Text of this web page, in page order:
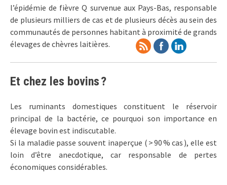
l’épidémie de fièvre Q survenue aux Pays-Bas, responsable
de plusieurs milliers de cas et de plusieurs décès au sein des
communautés de personnes habitant à proximité de grands
élevages de chèvres laitières.
Et chez les bovins ?
Les ruminants domestiques constituent le réservoir
principal de la bactérie, ce pourquoi son importance en
élevage bovin est indiscutable.
Si la maladie passe souvent inaperçue ( > 90 % cas ), elle est
loin d’être anecdotique, car responsable de pertes
économiques considérables.